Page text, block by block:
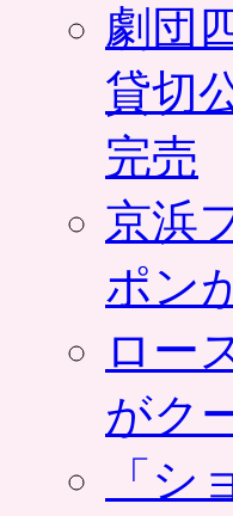
劇団
貸切
完売
京浜
ポン
ロー
がク
「